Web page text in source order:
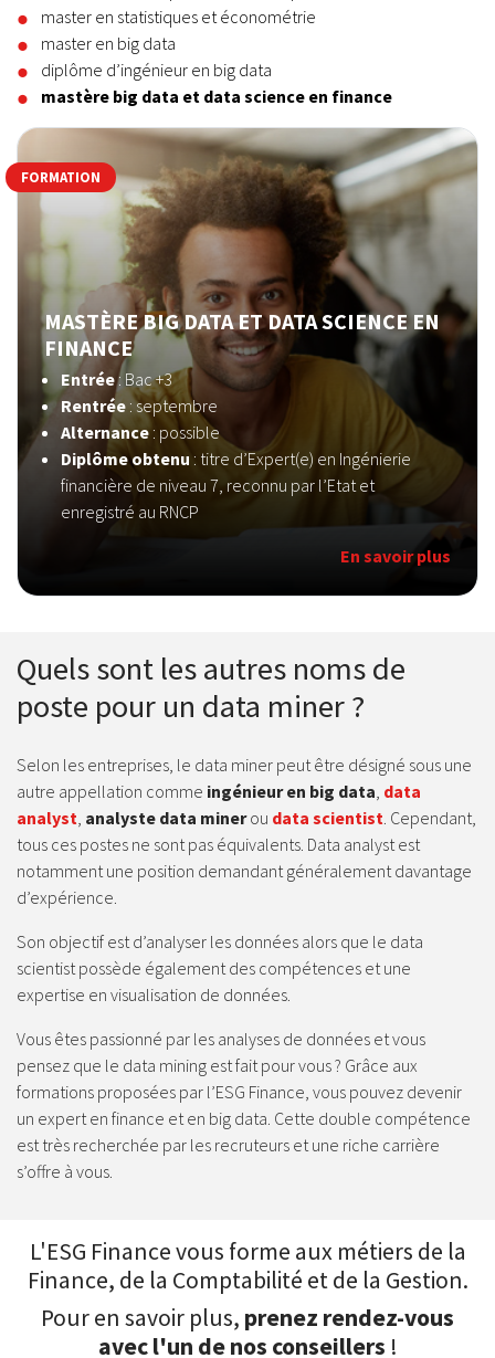
master en statistiques et économétrie
master en big data
diplôme d’ingénieur en big data
mastère big data et data science en finance
MASTÈRE BIG DATA ET DATA SCIENCE EN
FINANCE
Entrée: Bac +3
Rentrée: septembre
Alternance : possible
Diplôme obtenu : titre d’Expert(e) en Ingénierie
financière de niveau 7, reconnu par l’Etat et
enregistré au RNCP
En savoir plus
FORMATION
Quels sont les autres noms de
poste pour un data miner ?
Selon les entreprises, le data miner peut être désigné sous une
autre appellation comme ingénieur en big data data
analyst analyste data minerou data scientist . Cependant,
tous ces postes ne sont pas équivalents. Data analyst est
notamment une position demandant généralement davantage
d’expérience.
Son objectif est d’analyser les données alors que le data
scientist possède également des compétences et une
expertise en visualisation de données.
Vous êtes passionné par les analyses de données et vous
pensez que le data mining est fait pour vous ? Grâce aux
formations proposées par l’ESG Finance, vous pouvez devenir
un expert en finance et en big data. Cette double compétence
est très recherchée par les recruteurs et une riche carrière
s’offre à vous.
L'ESG Finance vous forme aux métiers de la
Finance, de la Comptabilité et de la Gestion.
Pour en savoir plus, prenez rendez-vous
avec l'un de nos conseillers !